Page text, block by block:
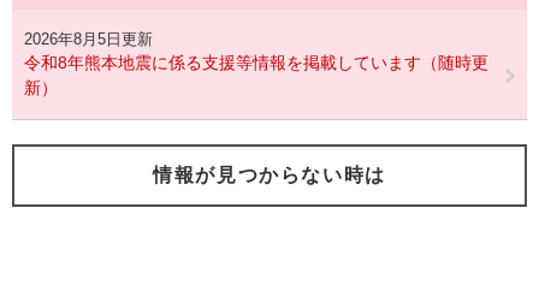
2026年8月5日更新
令和8年熊本地震に係る支援等情報を掲載しています（随時更
新）
情報が見つからない時は